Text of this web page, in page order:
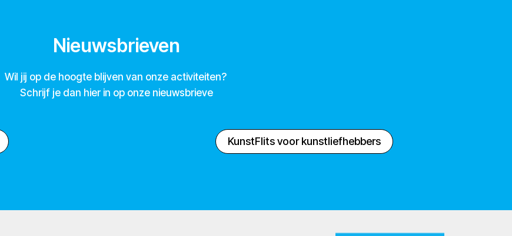
Nieuwsbrieven
Wil jij op de hoogte blijven van onze activiteiten?
Schrijf je dan hier in op onze nieuwsbrieve
KunstFlits voor kunstliefhebbers